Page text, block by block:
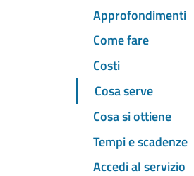
Approfondimenti
Come fare
Costi
Cosa serve
Cosa si ottiene
Tempi e scadenze
Accedi al servizio